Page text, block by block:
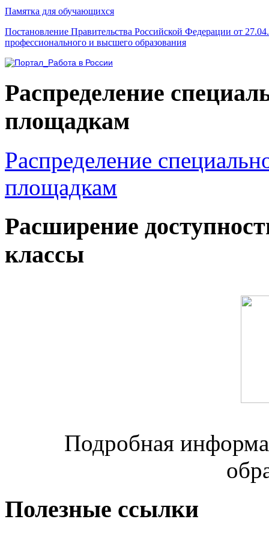
Памятка для обучающихся
Постановление Правительства Российской Федерации от
профессионального и высшего образования
Распределение
площадкам
Распределение
площадкам
Расширение
классы
Подробная
Полезные ссылки